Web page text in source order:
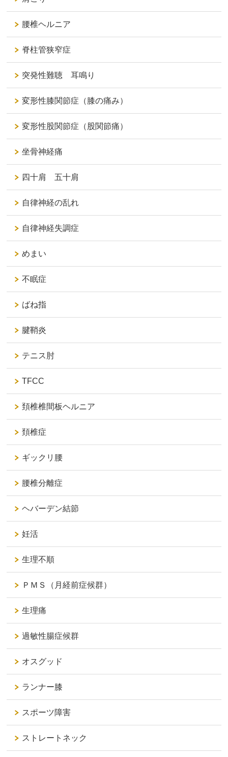
腰椎ヘルニア
脊柱管狭窄症
突発性難聴 耳鳴り
変形性膝関節症（膝の痛み）
変形性股関節症（股関節痛）
坐骨神経痛
四十肩 五十肩
自律神経の乱れ
自律神経失調症
めまい
不眠症
ばね指
腱鞘炎
テニス肘
TFCC
頚椎椎間板ヘルニア
頚椎症
ギックリ腰
腰椎分離症
ヘバーデン結節
妊活
生理不順
ＰＭＳ（月経前症候群）
生理痛
過敏性腸症候群
オスグッド
ランナー膝
スポーツ障害
ストレートネック